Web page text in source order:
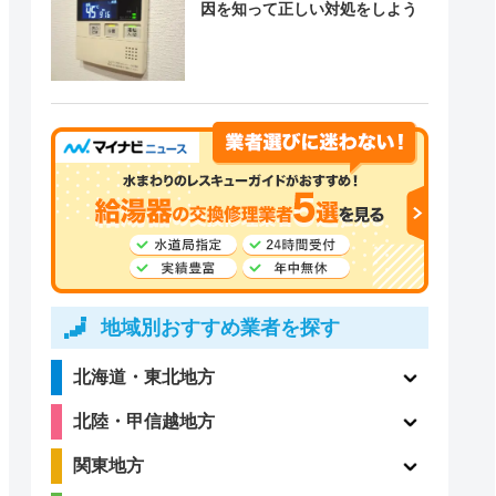
因を知って正しい対処をしよう
地域別おすすめ業者を探す
北海道・東北地方
北陸・甲信越地方
関東地方